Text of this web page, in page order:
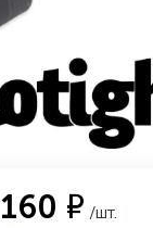
160 ₽ /шт.